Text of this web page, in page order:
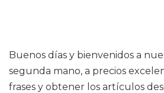
Buenos días y bienvenidos a
segunda mano, a precios
frases y obtener los artículos